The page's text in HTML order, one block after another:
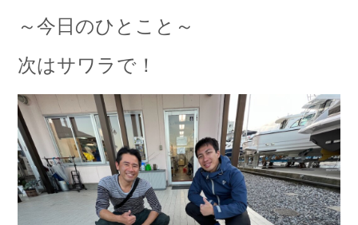
採用情報
Recruit
～今日のひとこと～
次はサワラで！